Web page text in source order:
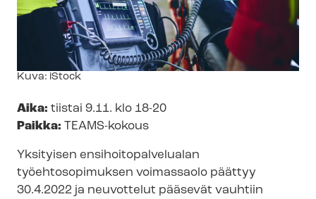
Kuvateksti
Kuva: iStock
Aika: tiistai 9.11. klo 18-20
Paikka: TEAMS-kokous
Yksityisen en­si­hoi­to­pal­ve­lua­lan
työehtosopimuksen voimassaolo päättyy
30.4.2022 ja neuvottelut pääsevät vauhtiin